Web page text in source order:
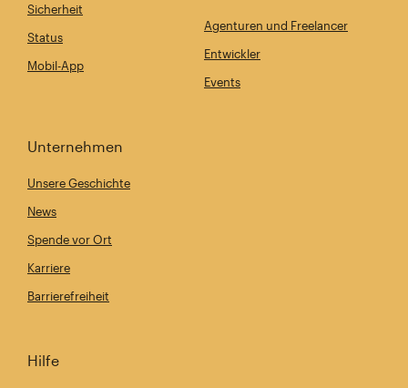
Sicherheit
Status
Mobil-App
Agenturen und Freelancer
Entwickler
Events
Unternehmen
Unsere Geschichte
News
Spende vor Ort
Karriere
Barrierefreiheit
Hilfe